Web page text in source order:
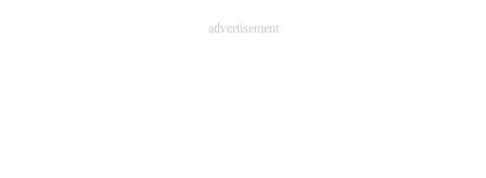
advertisement